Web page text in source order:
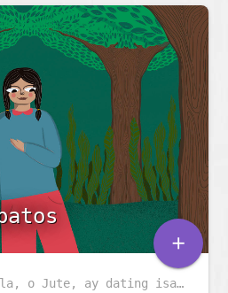
Ang Ginintuang Hibla, o Jute, ay dating isa sa pinakamalaking industriya sa Bangladesh, ngunit unti-unting nawawala. Maraming gamit ang jute at napakababa ng carbon footprint. Ang kuwentong ito ay tungkol sa isang kahanga-hangang pares ng sapatos na jute, na may kakaibang lakas.
add